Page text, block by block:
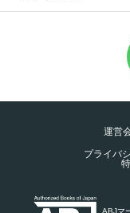
運営
プライバ
ABJマ